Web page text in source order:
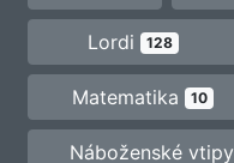
Lordi 128
Matematika 10
Náboženské vtipy